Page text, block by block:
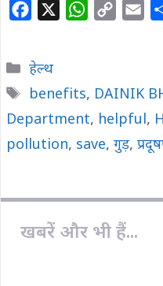
e
b
o
o
W
s
A
p
L
n
l
Categories
हेल्थ
Tags
benefits, DAINIK
Department, helpful,
pollution, save, गुड़,
खबरें और भी हैं...